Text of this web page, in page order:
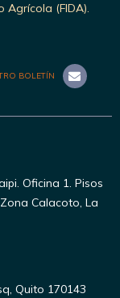
Agrícola (FIDA).
BOLETÍN
Oficina 1. Pisos
Calacoto, La
Quito 170143